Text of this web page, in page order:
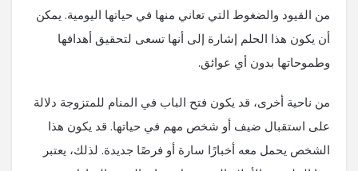
من القيود والضغوط التي تعاني منها في حياتها اليومية. يمكن
أن يكون هذا الحلم إشارة إلى أنها تسعى لتحقيق أهدافها
وطموحاتها بدون أي عوائق.
من ناحية أخرى، قد يكون فتح الباب في المنام للمتزوجة دلالة
على استقبال ضيف أو شخص مهم في حياتها. قد يكون هذا
الشخص يحمل معه أخبارًا سارة أو فرصًا جديدة. لذلك، يعتبر